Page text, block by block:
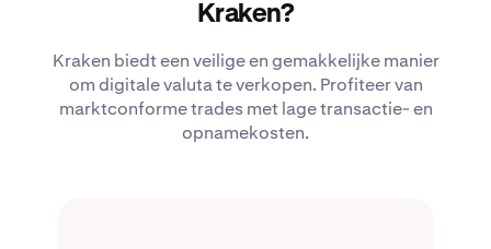
Kraken?
Kraken biedt een veilige en gemakkelijke manier
om digitale valuta te verkopen. Profiteer van
marktconforme trades met lage transactie- en
opnamekosten.